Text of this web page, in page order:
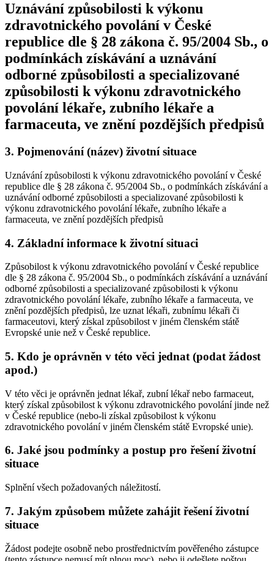
Uznávání způsobilosti k výkonu
zdravotnického povolání v České
republice dle § 28 zákona č. 95/2004 Sb., o
podmínkách získávání a uznávání
odborné způsobilosti a specializované
způsobilosti k výkonu zdravotnického
povolání lékaře, zubního lékaře a
farmaceuta, ve znění pozdějších předpisů
3. Pojmenování (název) životní situace
Uznávání způsobilosti k výkonu zdravotnického povolání v České
republice dle § 28 zákona č. 95/2004 Sb., o podmínkách získávání a
uznávání odborné způsobilosti a specializované způsobilosti k
výkonu zdravotnického povolání lékaře, zubního lékaře a
farmaceuta, ve znění pozdějších předpisů
4. Základní informace k životní situaci
Způsobilost k výkonu zdravotnického povolání v České republice
dle § 28 zákona č. 95/2004 Sb., o podmínkách získávání a uznávání
odborné způsobilosti a specializované způsobilosti k výkonu
zdravotnického povolání lékaře, zubního lékaře a farmaceuta, ve
znění pozdějších předpisů, lze uznat lékaři, zubnímu lékaři či
farmaceutovi, který získal způsobilost v jiném členském státě
Evropské unie než v České republice.
5. Kdo je oprávněn v této věci jednat (podat žádost
apod.)
V této věci je oprávněn jednat lékař, zubní lékař nebo farmaceut,
který získal způsobilost k výkonu zdravotnického povolání jinde než
v České republice (nebo-li získal způsobilost k výkonu
zdravotnického povolání v jiném členském státě Evropské unie).
6. Jaké jsou podmínky a postup pro řešení životní
situace
Splnění všech požadovaných náležitostí.
7. Jakým způsobem můžete zahájit řešení životní
situace
Žádost podejte osobně nebo prostřednictvím pověřeného zástupce